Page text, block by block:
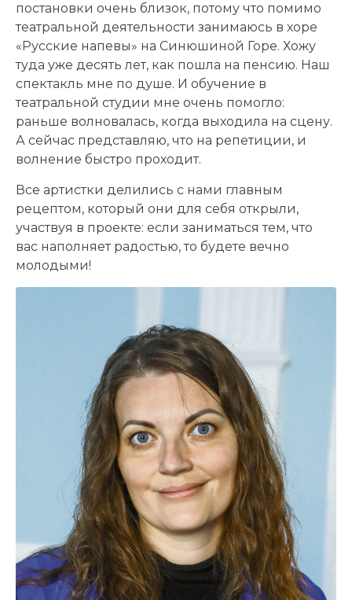
постановки очень близок, потому что помимо
театральной деятельности занимаюсь в хоре
«Русские напевы» на Синюшиной Горе. Хожу
туда уже десять лет, как пошла на пенсию. Наш
спектакль мне по душе. И обучение в
театральной студии мне очень помогло:
раньше волновалась, когда выходила на сцену.
А сейчас представляю, что на репетиции, и
волнение быстро проходит.
Все артистки делились с нами главным
рецептом, который они для себя открыли,
участвуя в проекте: если заниматься тем, что
вас наполняет радостью, то будете вечно
молодыми!